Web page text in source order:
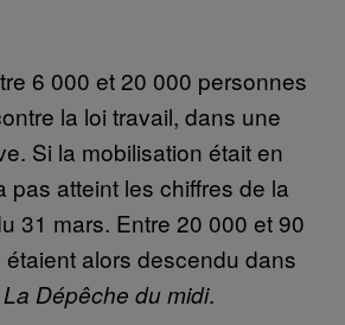
6 000 et 20 000 personnes
la loi travail, dans une
Si la mobilisation était en
pas atteint les chiffres de la
31 mars. Entre 20 000 et 90
alors descendu dans
La Dépêche du midi.